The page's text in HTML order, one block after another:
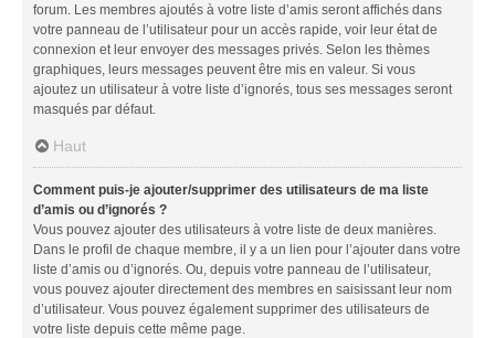
forum. Les membres ajoutés à votre liste d’amis seront affichés dans
votre panneau de l’utilisateur pour un accès rapide, voir leur état de
connexion et leur envoyer des messages privés. Selon les thèmes
graphiques, leurs messages peuvent être mis en valeur. Si vous
ajoutez un utilisateur à votre liste d’ignorés, tous ses messages seront
masqués par défaut.
Haut
Comment puis-je ajouter/supprimer des utilisateurs de ma liste
d’amis ou d’ignorés ?
Vous pouvez ajouter des utilisateurs à votre liste de deux manières.
Dans le profil de chaque membre, il y a un lien pour l’ajouter dans votre
liste d’amis ou d’ignorés. Ou, depuis votre panneau de l’utilisateur,
vous pouvez ajouter directement des membres en saisissant leur nom
d’utilisateur. Vous pouvez également supprimer des utilisateurs de
votre liste depuis cette même page.